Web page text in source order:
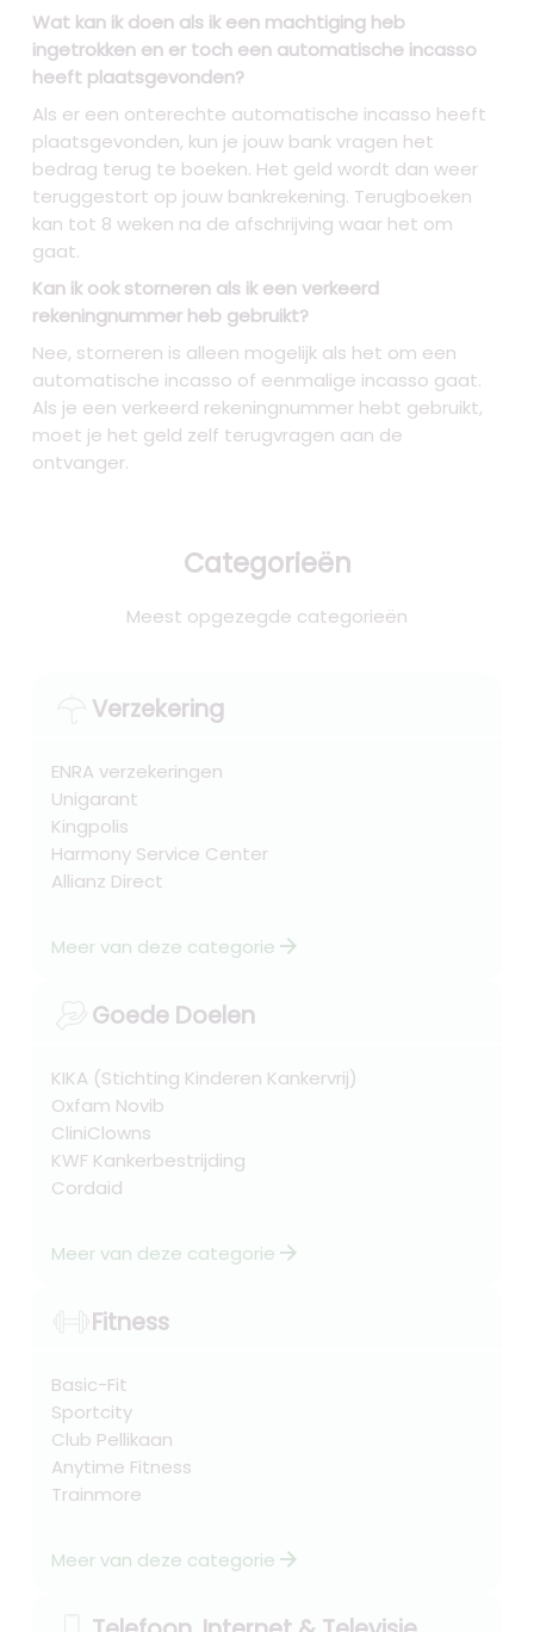
Wat kan ik doen als ik een machtiging heb
ingetrokken en er toch een automatische incasso
heeft plaatsgevonden?
Als er een onterechte automatische incasso heeft
plaatsgevonden, kun je jouw bank vragen het
bedrag terug te boeken. Het geld wordt dan weer
teruggestort op jouw bankrekening. Terugboeken
kan tot 8 weken na de afschrijving waar het om
gaat.
Kan ik ook storneren als ik een verkeerd
rekeningnummer heb gebruikt?
Nee, storneren is alleen mogelijk als het om een
automatische incasso of eenmalige incasso gaat.
Als je een verkeerd rekeningnummer hebt gebruikt,
moet je het geld zelf terugvragen aan de
ontvanger.
Categorieën
Meest opgezegde categorieën
Verzekering
ENRA verzekeringen
Unigarant
Kingpolis
Harmony Service Center
Allianz Direct
Meer van deze categorie arrow_forward
Goede Doelen
KIKA (Stichting Kinderen Kankervrij)
Oxfam Novib
CliniClowns
KWF Kankerbestrijding
Cordaid
Meer van deze categorie arrow_forward
Fitness
Basic-Fit
Sportcity
Club Pellikaan
Anytime Fitness
Trainmore
Meer van deze categorie arrow_forward